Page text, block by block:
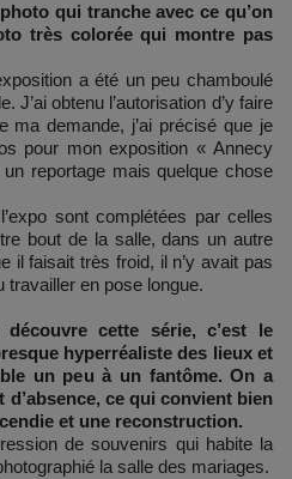
qui tranche avec ce qu’on
très colorée qui montre pas
a été un peu chamboulé
J’ai obtenu l’autorisation d’y faire
ma demande, j’ai précisé que je
pour mon exposition « Annecy
reportage mais quelque chose
sont complétées par celles
bout de la salle, dans un autre
il faisait très froid, il n’y avait pas
travailler en pose longue.
cette série, c’est le
hyperréaliste des lieux et
un peu à un fantôme. On a
d’absence, ce qui convient bien
et une reconstruction.
de souvenirs qui habite la
la salle des mariages.